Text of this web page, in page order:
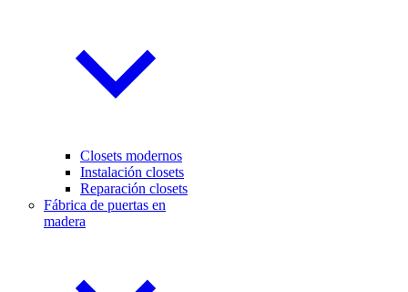
Closets modernos
Instalación closets
Reparación closets
Fábrica de puertas en
madera